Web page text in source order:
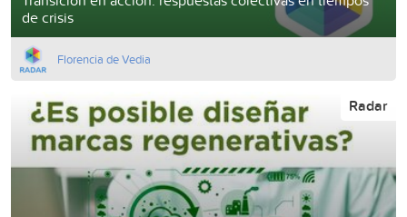
de crisis
Florencia de Vedia
Radar